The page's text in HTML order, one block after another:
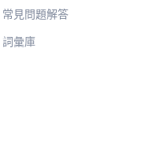
常見問題解答
詞彙庫